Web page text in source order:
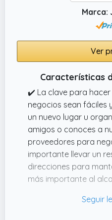
Marca:
Ver
Características
✔️ La clave para hacer
negocios sean fáciles
un nuevo lugar u
amigos o conoces a
proveedores para
importante llevar un
direcciones para
más importante al
web te ayudan a